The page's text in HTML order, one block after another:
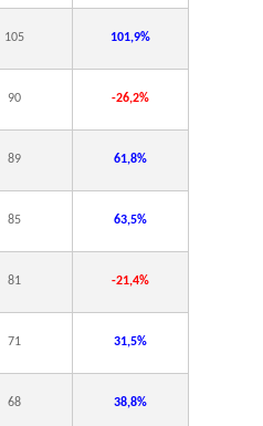
105 101,9%
90 -26,2%
89 61,8%
85 63,5%
81 -21,4%
71 31,5%
68 38,8%